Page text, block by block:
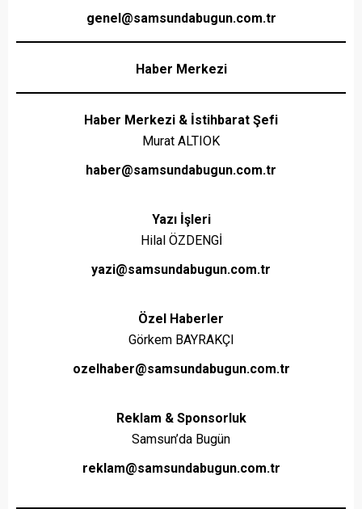
genel@samsundabugun.com.tr
Haber Merkezi
Haber Merkezi & İstihbarat Şefi
Murat ALTIOK
haber@samsundabugun.com.tr
Yazı İşleri
Hilal ÖZDENGİ
yazi@samsundabugun.com.tr
Özel Haberler
Görkem BAYRAKÇI
ozelhaber@samsundabugun.com.tr
Reklam & Sponsorluk
Samsun’da Bugün
reklam@samsundabugun.com.tr